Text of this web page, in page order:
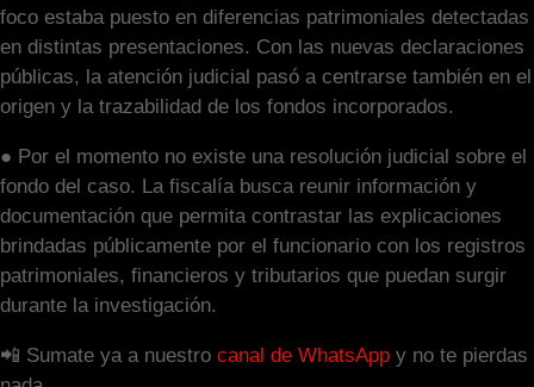
foco estaba puesto en diferencias patrimoniales detectadas
en distintas presentaciones. Con las nuevas declaraciones
públicas, la atención judicial pasó a centrarse también en el
origen y la trazabilidad de los fondos incorporados.
● Por el momento no existe una resolución judicial sobre el
fondo del caso. La fiscalía busca reunir información y
documentación que permita contrastar las explicaciones
brindadas públicamente por el funcionario con los registros
patrimoniales, financieros y tributarios que puedan surgir
durante la investigación.
📲 Sumate ya a nuestro canal de WhatsApp y no te pierdas